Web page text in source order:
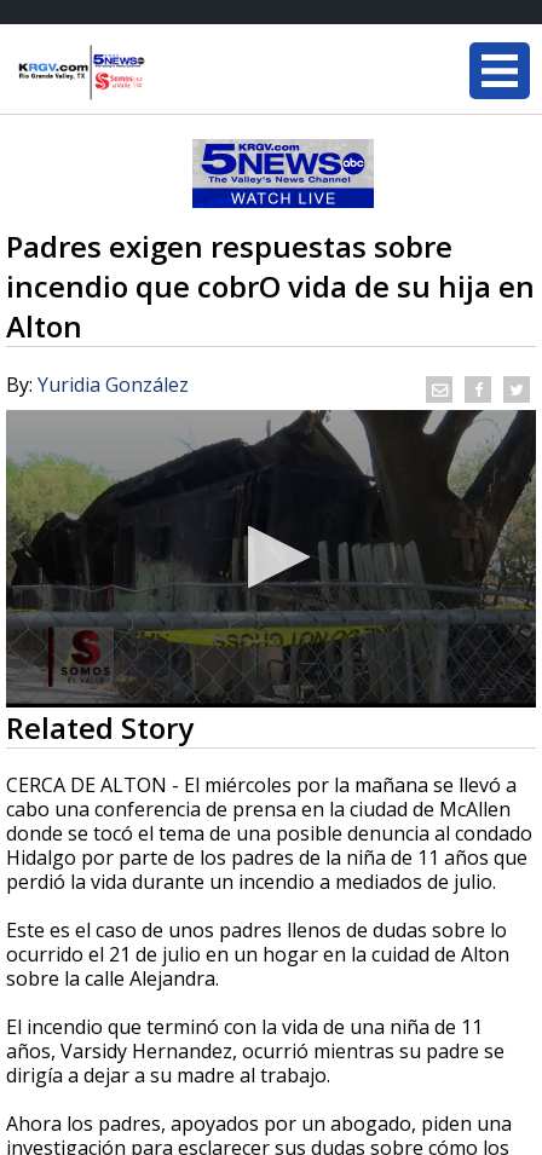
Padres exigen respuestas sobre
incendio que cobrO vida de su hija en
Alton
By: Yuridia González
0
seconds
of
3
minutes,
23
seconds
Related Story
CERCA DE ALTON - El miércoles por la mañana se llevó a
cabo una conferencia de prensa en la ciudad de McAllen
donde se tocó el tema de una posible denuncia al condado
Hidalgo por parte de los padres de la niña de 11 años que
perdió la vida durante un incendio a mediados de julio.
Este es el caso de unos padres llenos de dudas sobre lo
ocurrido el 21 de julio en un hogar en la cuidad de Alton
sobre la calle Alejandra.
El incendio que terminó con la vida de una niña de 11
años, Varsidy Hernandez, ocurrió mientras su padre se
dirigía a dejar a su madre al trabajo.
Ahora los padres, apoyados por un abogado, piden una
investigación para esclarecer sus dudas sobre cómo los